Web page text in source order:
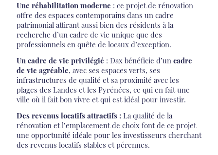
Une réhabilitation moderne : ce projet de rénovation
offre des espaces contemporains dans un cadre
patrimonial attirant aussi bien des résidents à la
recherche d’un cadre de vie unique que des
professionnels en quête de locaux d’exception.
Un cadre de vie privilégié : Dax bénéficie d’un cadre
de vie agréable, avec ses espaces verts, ses
infrastructures de qualité et sa proximité avec les
plages des Landes et les Pyrénées, ce qui en fait une
ville où il fait bon vivre et qui est idéal pour investir.
Des revenus locatifs attractifs : La qualité de la
rénovation et l’emplacement de choix font de ce projet
une opportunité idéale pour les investisseurs cherchant
des revenus locatifs stables et pérennes.